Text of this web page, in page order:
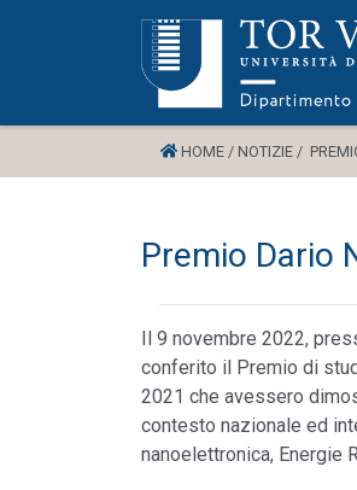
HOME / NOTIZIE /
Premio Dario
Il 9 novembre 2022,
conferito il Premio di
2021 che avessero
contesto nazionale ed
nanoelettronica, Energie